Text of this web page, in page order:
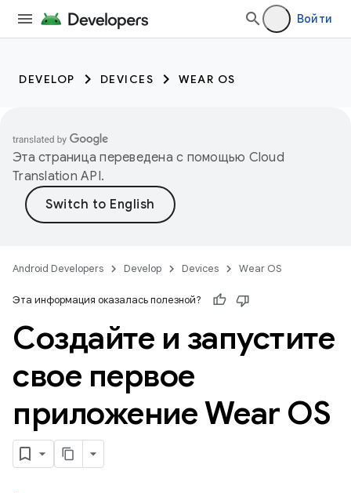
Войти
DEVELOP DEVICES WEAR OS
Эта страница переведена с помощью Cloud
Translation API.
Android Developers Develop Devices Wear OS
Эта информация оказалась полезной?
Создайте и запустите
свое первое
приложение Wear OS